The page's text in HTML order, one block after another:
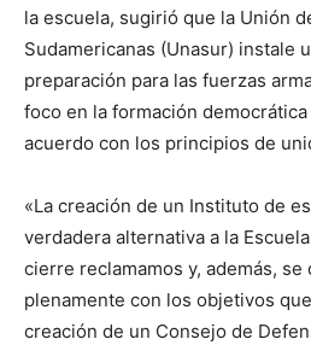
la escuela, sugirió que la Unión
Sudamericanas (Unasur) instale
preparación para las fuerzas
foco en la formación
acuerdo con los principios de
«La creación de un Instituto de
verdadera alternativa a la
cierre reclamamos y, además,
plenamente con los objetivos
creación de un Consejo de